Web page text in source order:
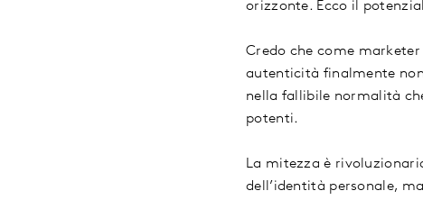
orizzonte. Ecco il
Credo che come
autenticità finalmente
nella fallibile normalità
potenti.
La mitezza è
dell’identità personale,